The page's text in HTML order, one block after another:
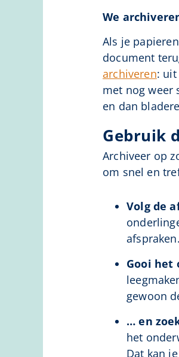
We
Als je
document
archiveren:
met nog weer
en dan
Gebruik
Archiveer op
om snel en
Volg de
Gooi het
gewoon
… en
het
Dat kan